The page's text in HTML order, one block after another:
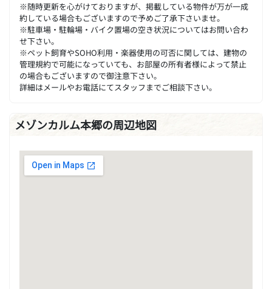
※随時更新を心がけておりますが、掲載している物件が万が一成
約している場合もございますので予めご了承下さいませ。
※駐車場・駐輪場・バイク置場の空き状況についてはお問い合わ
せ下さい。
※ペット飼育やSOHO利用・楽器使用の可否に関しては、建物の
管理規約で可能になっていても、お部屋の所有者様によって禁止
の場合もございますので御注意下さい。
詳細はメールやお電話にてスタッフまでご相談下さい。
メゾンカルム本郷の周辺地図